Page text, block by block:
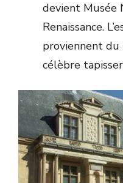
devient Musée
Renaissance.
proviennent
célèbre